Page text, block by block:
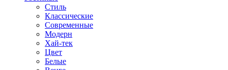
Стиль
Классические
Современные
Модерн
Хай-тек
Цвет
Белые